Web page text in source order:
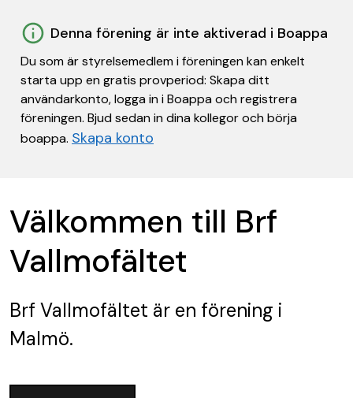
Denna förening är inte aktiverad i Boappa
Du som är styrelsemedlem i föreningen kan enkelt
starta upp en gratis provperiod: Skapa ditt
användarkonto, logga in i Boappa och registrera
föreningen. Bjud sedan in dina kollegor och börja
boappa. Skapa konto
Välkommen till Brf
Vallmofältet
Brf Vallmofältet är en förening i
Malmö.